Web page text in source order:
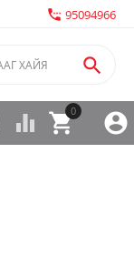
settings_phone 95094966


0

